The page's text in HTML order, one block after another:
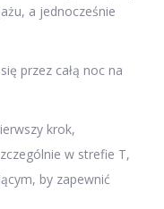
a jednocześnie
przez całą noc na
krok,
w strefie T,
by zapewnić